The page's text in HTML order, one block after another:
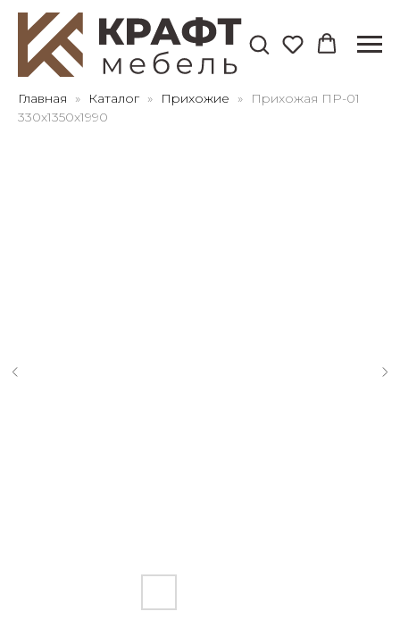
Главная Каталог Прихожие
Прихожая ПР-01
330х1350х1990
выбранный способом